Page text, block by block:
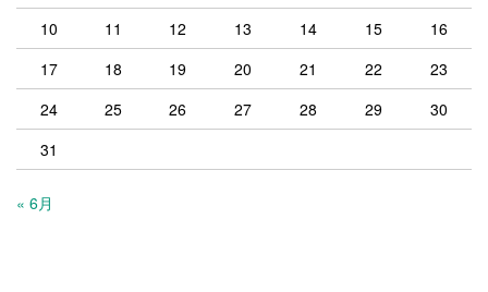
10
11 12 13 14 15
16
17
18 19 20 21 22
23
24
25 26 27 28 29
30
31
« 6月